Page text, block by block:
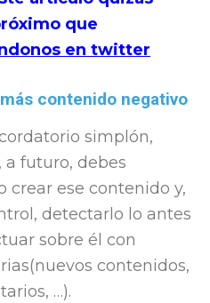
que
en twitter
contenido negativo
simplón,
a futuro, debes
crear ese contenido y,
detectarlo lo antes
sobre él con
contenidos,
…).